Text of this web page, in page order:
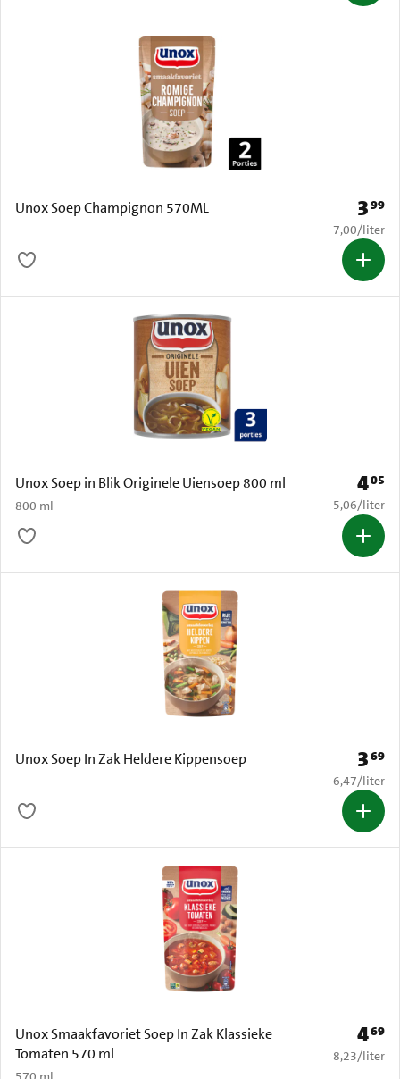
Unox Soep Champignon 570ML Prijs:
399
€ 7,00 per
7,00/liter
Unox Soep in Blik Originele Uiensoep 800 ml
800 ml
Prijs:
405
€ 5,06 per
5,06/liter
Unox Soep In Zak Heldere Kippensoep Prijs:
369
€ 6,47 per
6,47/liter
Unox Smaakfavoriet Soep In Zak Klassieke
Tomaten 570 ml
Prijs:
469
€ 8,23 per
8,23/liter